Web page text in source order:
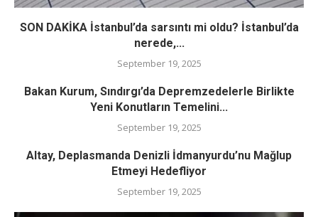
SON DAKİKA İstanbul’da sarsıntı mi oldu? İstanbul’da
nerede,...
September 19, 2025
Bakan Kurum, Sındırgı’da Depremzedelerle Birlikte
Yeni Konutların Temelini...
September 19, 2025
Altay, Deplasmanda Denizli İdmanyurdu’nu Mağlup
Etmeyi Hedefliyor
September 19, 2025